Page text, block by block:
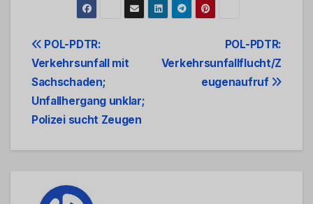
Beitrags-
Navigation
POL-PDTR:
Verkehrsunfallflucht/Z
eugenaufruf
POL-PDTR:
Verkehrsunfall mit
Sachschaden;
Unfallhergang unklar;
Polizei sucht Zeugen